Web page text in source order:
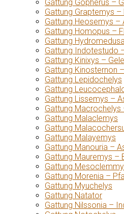
Gattung Gopherus –
Gattung Graptemys
Gattung Heosemys –
Gattung Homopus –
Gattung
Gattung Indotestudo
Gattung Kinixys –
Gattung Kinosternon
Gattung Lepidochelys
Gattung
Gattung Lissemys –
Gattung Macrochelys
Gattung Malaclemys
Gattung
Gattung Malayemys
Gattung Manouria –
Gattung Mauremys –
Gattung
Gattung Morenia –
Gattung Myuchelys
Gattung Natator
Gattung Nilssonia –